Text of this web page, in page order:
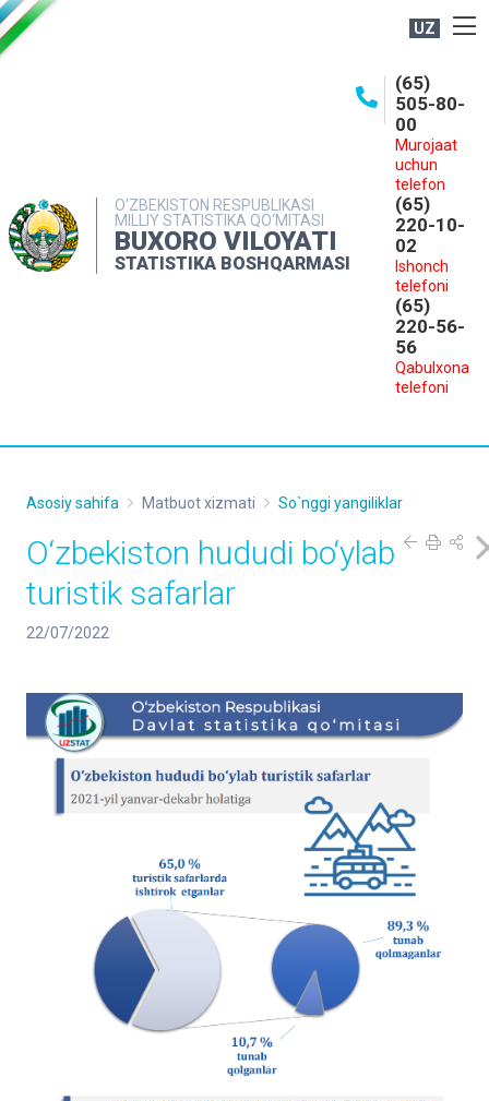
UZ
O‘ZBEKISTON RESPUBLIKASI
MILLIY STATISTIKA QO‘MITASI
BUXORO VILOYATI
STATISTIKA BOSHQARMASI
(65)
505-80-
00
Murojaat
uchun
telefon
(65)
220-10-
02
Ishonch
telefoni
(65)
220-56-
56
Qabulxona
telefoni
MATBUOT XIZMATI
MUROJAATLAR
Asosiy sahifa Matbuot xizmati So`nggi yangiliklar
O‘zbekiston hududi bo‘ylab
turistik safarlar
22/07/2022